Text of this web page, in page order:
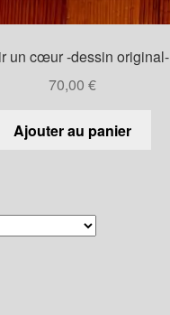
un cœur -dessin original-
70,00 €
Ajouter au panier